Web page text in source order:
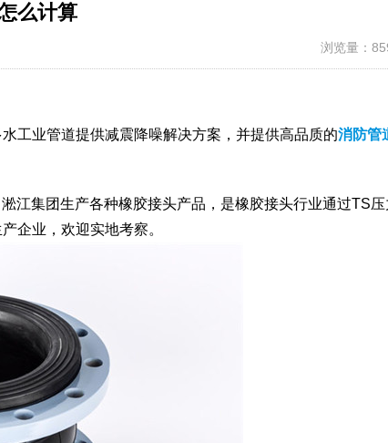
么计算
浏览量：
工业管道提供减震降噪解决方案，并提供高品质的消防管
江集团生产各种橡胶接头产品，是橡胶接头行业通过TS压
企业，欢迎实地考察。